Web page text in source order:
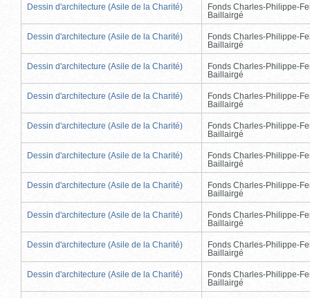
Dessin d'architecture (Asile de la Charité)
Fonds Charles-Philippe-
Baillairgé
Dessin d'architecture (Asile de la Charité)
Fonds Charles-Philippe-
Baillairgé
Dessin d'architecture (Asile de la Charité)
Fonds Charles-Philippe-
Baillairgé
Dessin d'architecture (Asile de la Charité)
Fonds Charles-Philippe-
Baillairgé
Dessin d'architecture (Asile de la Charité)
Fonds Charles-Philippe-
Baillairgé
Dessin d'architecture (Asile de la Charité)
Fonds Charles-Philippe-
Baillairgé
Dessin d'architecture (Asile de la Charité)
Fonds Charles-Philippe-
Baillairgé
Dessin d'architecture (Asile de la Charité)
Fonds Charles-Philippe-
Baillairgé
Dessin d'architecture (Asile de la Charité)
Fonds Charles-Philippe-
Baillairgé
Dessin d'architecture (Asile de la Charité)
Fonds Charles-Philippe-
Baillairgé